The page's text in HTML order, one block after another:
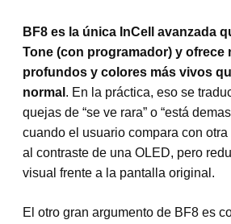
BF8 es la única InCell avanzada
Tone (con programador) y ofrece
profundos y colores más vivos
normal . En la práctica, eso se
quejas de “se ve rara” o “está
cuando el usuario compara con
al contraste de una OLED, pero
visual frente a la pantalla original.
El otro gran argumento de BF8 es